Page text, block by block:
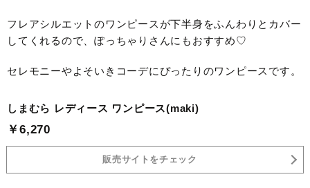
フレアシルエットのワンピースが下半身をふんわりとカバー
してくれるので、ぽっちゃりさんにもおすすめ♡
セレモニーやよそいきコーデにぴったりのワンピースです。
しまむら レディース ワンピース(maki)
￥6,270
販売サイトをチェック